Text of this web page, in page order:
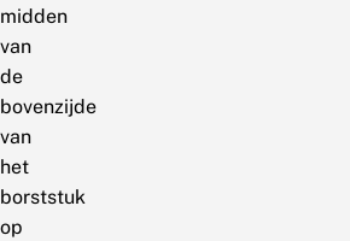
midden
van
de
bovenzijde
van
het
borststuk
op